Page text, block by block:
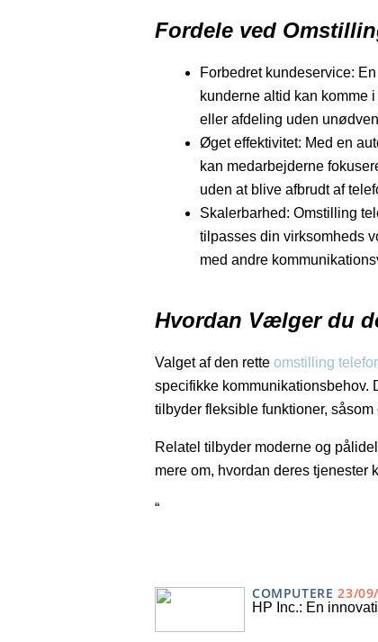
Fordele ved
Forbedret kundeservice:
kunderne altid kan komme
eller afdeling uden
Øget effektivitet: Med en
kan medarbejderne
uden at blive afbrudt af
Skalerbarhed: Omstilling
tilpasses din virksomheds
med andre
Hvordan Vælger du
Valget af den rette omstilling
specifikke kommunikationsbehov.
tilbyder fleksible funktioner,
Relatel tilbyder moderne og
mere om, hvordan deres tjenester
“
COMPUTERE 23/
HP Inc.: En